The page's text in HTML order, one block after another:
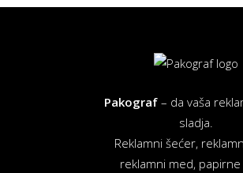
Pakograf– da vaša
sladja.
Reklamni šećer,
reklamni med, papirne